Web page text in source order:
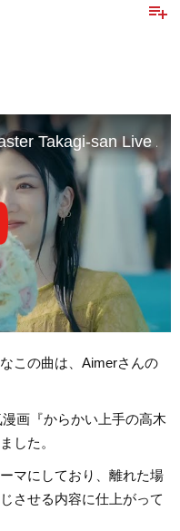
playlist_add
Takagi-san Live
この曲は、Aimerさんの
画『からかい上手の高木
した。
マにしており、離れた場
させる内容に仕上がって